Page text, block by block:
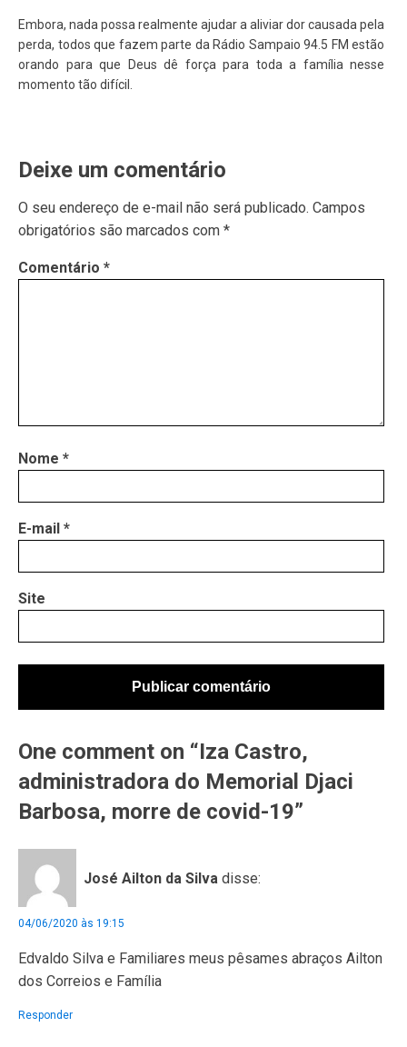
Embora, nada possa realmente ajudar a aliviar dor causada pela
perda, todos que fazem parte da Rádio Sampaio 94.5 FM estão
orando para que Deus dê força para toda a família nesse
momento tão difícil.
Deixe um comentário
O seu endereço de e-mail não será publicado. Campos
obrigatórios são marcados com *
Comentário *
Nome *
E-mail *
Site
One comment on “Iza Castro,
administradora do Memorial Djaci
Barbosa, morre de covid-19”
José Ailton da Silva disse:
04/06/2020 às 19:15
Edvaldo Silva e Familiares meus pêsames abraços Ailton
dos Correios e Família
Responder